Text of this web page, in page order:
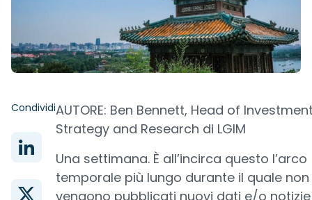
CondividiAUTORE: Ben Bennett, Head of
Strategy and Research di LGIM
Una settimana. È all’incirca questo l’arco
temporale più lungo durante il quale non
vengono pubblicati nuovi dati e/o notizie